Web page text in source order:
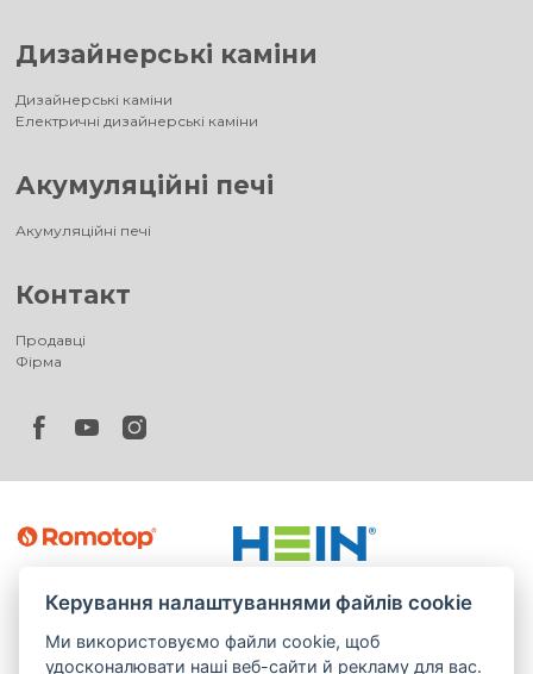
Дизайнерські каміни
Дизайнерські каміни
Електричні дизайнерські каміни
Акумуляційні печі
Акумуляційні печі
Контакт
Продавці
Фірма
Керування налаштуваннями файлів cookie
Ми використовуємо файли cookie, щоб
удосконалювати наші веб-сайти й рекламу для вас.